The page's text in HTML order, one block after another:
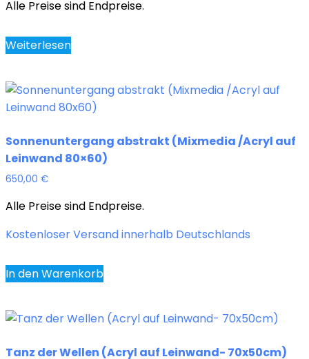
Alle Preise sind Endpreise.
Weiterlesen
Sonnenuntergang abstrakt (Mixmedia /Acryl auf
Leinwand 80×60)
650,00 €
Alle Preise sind Endpreise.
Kostenloser Versand innerhalb Deutschlands
In den Warenkorb
Tanz der Wellen (Acryl auf Leinwand- 70x50cm)